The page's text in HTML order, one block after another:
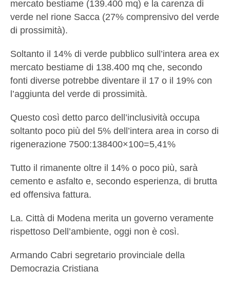
mercato bestiame (139.400 mq) e la carenza di
verde nel rione Sacca (27% comprensivo del verde
di prossimità).
Soltanto il 14% di verde pubblico sull’intera area ex
mercato bestiame di 138.400 mq che, secondo
fonti diverse potrebbe diventare il 17 o il 19% con
l’aggiunta del verde di prossimità.
Questo così detto parco dell’inclusività occupa
soltanto poco più del 5% dell’intera area in corso di
rigenerazione 7500:138400×100=5,41%
Tutto il rimanente oltre il 14% o poco più, sarà
cemento e asfalto e, secondo esperienza, di brutta
ed offensiva fattura.
La. Città di Modena merita un governo veramente
rispettoso Dell’ambiente, oggi non è così.
Armando Cabri segretario provinciale della
Democrazia Cristiana